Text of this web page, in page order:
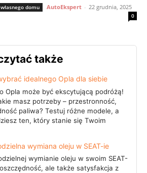
domu AutoEkspert - 22 grudnia, 2025
0
także
idealnego Opla dla siebie
Opla może być ekscytującą podróżą!
masz potrzeby – przestronność,
paliwa? Testuj różne modele, a
ten, który stanie się Twoim
wymiana oleju w SEAT-ie
wymianie oleju w swoim SEAT-
ale także satysfakcja z